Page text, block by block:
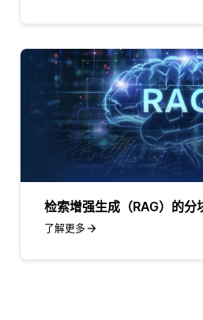
检索增强生成（RAG）的分
了解更多